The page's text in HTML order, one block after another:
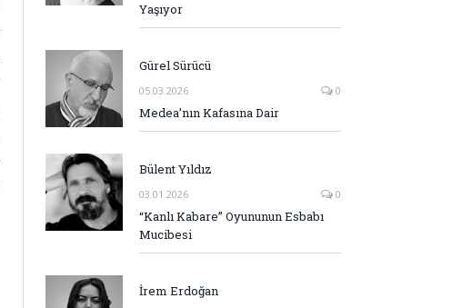
Yaşıyor
Gürel Sürücü
05.03.2026 0
Medea’nın Kafasına Dair
Bülent Yıldız
03.01.2026 0
“Kanlı Kabare” Oyununun Esbabı
Mucibesi
İrem Erdoğan